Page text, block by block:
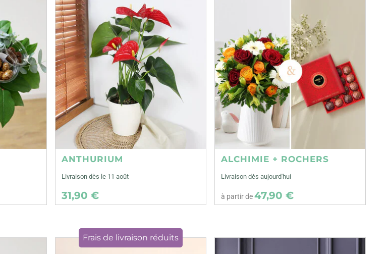
ANTHURIUM
Livraison dès le 11 août
31,90 €
ALCHIMIE + ROCHERS
Livraison dès aujourd'hui
à partir de47,90 €
Frais de livraison réduits